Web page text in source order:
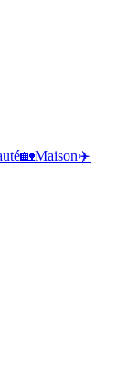
🏡Maison✈️